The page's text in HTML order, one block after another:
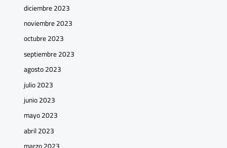
diciembre 2023
noviembre 2023
octubre 2023
septiembre 2023
agosto 2023
julio 2023
junio 2023
mayo 2023
abril 2023